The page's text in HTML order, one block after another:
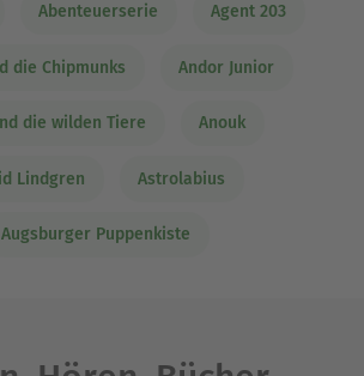
Abenteuerserie Agent 203
die Chipmunks Andor Junior
die wilden Tiere Anouk
Lindgren Astrolabius
Augsburger Puppenkiste